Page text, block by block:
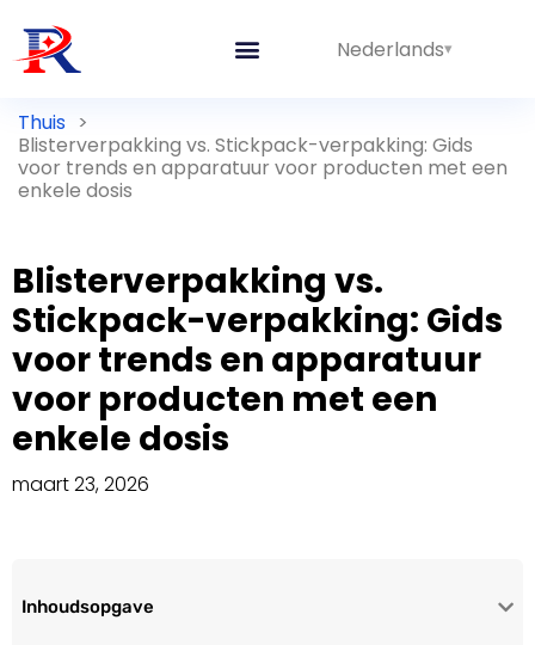
Nederlands
Thuis >
Blisterverpakking vs. Stickpack-verpakking: Gids
voor trends en apparatuur voor producten met een
enkele dosis
Blisterverpakking vs.
Stickpack-verpakking: Gids
voor trends en apparatuur
voor producten met een
enkele dosis
maart 23, 2026
Inhoudsopgave